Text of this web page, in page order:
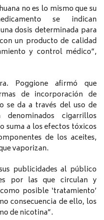
no es lo mismo que su
se indican
dosis determinada para
un producto de calidad
y control médico”,
Poggione afirmó que
de incorporación de
se da a través del uso de
cigarrillos
suma a los efectos tóxicos
de los aceites,
vaporizan.
publicidades al público
por las que circulan y
posible ‘tratamiento’
consecuencia de ello, los
de nicotina”.